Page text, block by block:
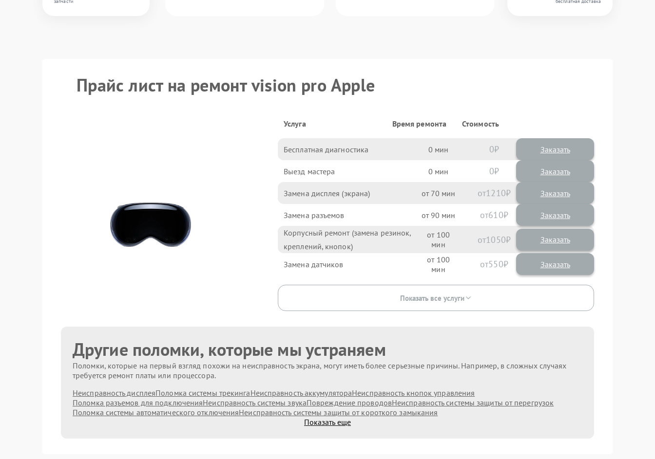
Прайс лист на ремонт vision pro Apple
Услуга Время ремонта Стоимость
Бесплатная диагностика 0 0 Заказать
Выезд мастера 0 0 Заказать
Замена дисплея (экрана) 70 1210
Замена разъемов 90 610
Корпусный ремонт (замена резинок,
креплений, кнопок)
100 1050
Замена датчиков 100 550
Показать все услуги
Другие поломки, которые мы устраняем
Поломки, которые на первый взгляд похожи на неисправность экрана, могут иметь более серьезные причины. Например, в сложных случаях
требуется ремонт платы или процессора.
Неисправность дисплеяПоломка системы трекингаНеисправность аккумулятораНеисправность кнопок управления
Поломка разъемов для подключенияНеисправность системы звукаПовреждение проводовНеисправность системы защиты от перегрузок
Поломка системы автоматического отключенияНеисправность системы защиты от короткого замыкания
Показать еще